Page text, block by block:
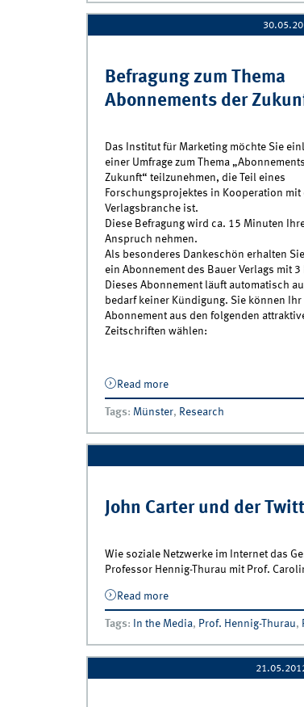
Befragung zum Thema
Abonnements der
Das Institut für Marketing möchte Sie
einer Umfrage zum Thema
Zukunft“ teilzunehmen, die Teil eines
Forschungsprojektes in Kooperation mit
Verlagsbranche ist.
Diese Befragung wird ca. 15 Minuten
Anspruch nehmen.
Als besonderes Dankeschön erhalten Sie
ein Abonnement des Bauer Verlags mit 3
Dieses Abonnement läuft automatisch
bedarf keiner Kündigung. Sie können Ihr
Abonnement aus den folgenden
Zeitschriften wählen:
Read more
der Zukunft
Tags: Münster, Research
John Carter und der
Wie soziale Netzwerke im Internet das
Professor Hennig-Thurau mit Prof.
Read more
Tags: In the Media, Prof. Hennig-Thurau,